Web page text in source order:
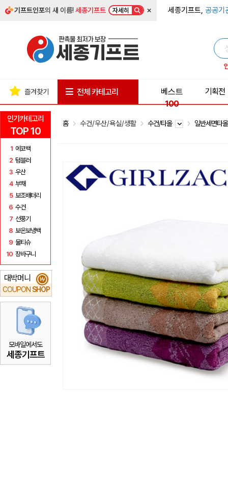
기프트인포의 새 이름!세종기프트 자세히 × 세종기프트, 공공기
인기카테고리
TOP 10
1 에코백
2 텀블러
3 우산
4 부채
5 보조배터리
6 수건
7 선풍기
8 보온보냉백
9 물티슈
10 장바구니
대박머니
COUPON SHOP
₩
모바일에서도
세종기프트
즐겨찾기 전체 카테고리
베스트
100
기획전
홈 수건/우산/욕실/생활 수건/타올 일반세면타